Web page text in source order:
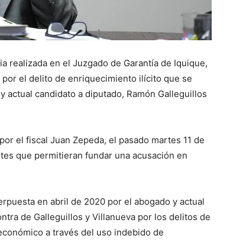
realizada en el Juzgado de Garantía de Iquique,
el delito de enriquecimiento ilícito que se
candidato a diputado, Ramón Galleguillos
el fiscal Juan Zepeda, el pasado martes 11 de
que permitieran fundar una acusación en
en abril de 2020 por el abogado y actual
de Galleguillos y Villanueva por los delitos de
a través del uso indebido de